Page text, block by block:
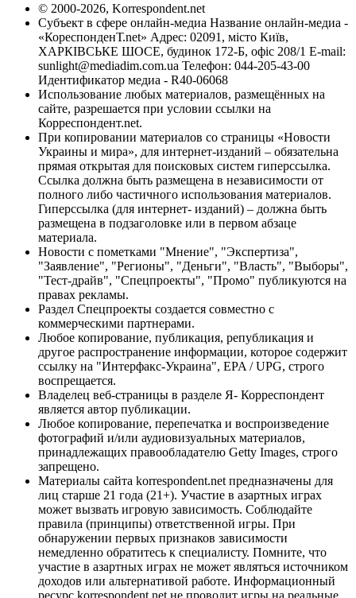
© 2000-2026, Korrespondent.net
Субъект в сфере онлайн-медиа Название онлайн-медиа -
«КореспонденТ.net» Адрес: 02091, місто Київ,
ХАРКІВСЬКЕ ШОСЕ, будинок 172-Б, офіс 208/1 E-mail:
sunlight@mediadim.com.ua Телефон: 044-205-43-00
Идентификатор медиа - R40-06068
Использование любых материалов, размещённых на
сайте, разрешается при условии ссылки на
Корреспондент.net.
При копировании материалов со страницы «Новости
Украины и мира», для интернет-изданий – обязательна
прямая открытая для поисковых систем гиперссылка.
Ссылка должна быть размещена в независимости от
полного либо частичного использования материалов.
Гиперссылка (для интернет- изданий) – должна быть
размещена в подзаголовке или в первом абзаце
материала.
Новости с пометками "Мнение", "Экспертиза",
"Заявление", "Регионы", "Деньги", "Власть", "Выборы",
"Тест-драйв", "Спецпроекты", "Промо" публикуются на
правах рекламы.
Раздел Спецпроекты создается совместно с
коммерческими партнерами.
Любое копирование, публикация, републикация и
другое распространение информации, которое содержит
ссылку на "Интерфакс-Украина", EPA / UPG, строго
воспрещается.
Владелец веб-страницы в разделе Я- Корреспондент
является автор публикации.
Любое копирование, перепечатка и воспроизведение
фотографий и/или аудиовизуальных материалов,
принадлежащих правообладателю Getty Images, строго
запрещено.
Материалы сайта korrespondent.net предназначены для
лиц старше 21 года (21+). Участие в азартных играх
может вызвать игровую зависимость. Соблюдайте
правила (принципы) ответственной игры. При
обнаружении первых признаков зависимости
немедленно обратитесь к специалисту. Помните, что
участие в азартных играх не может являться источником
доходов или альтернативой работе. Информационный
ресурс korrespondent.net не проводит игры на реальные